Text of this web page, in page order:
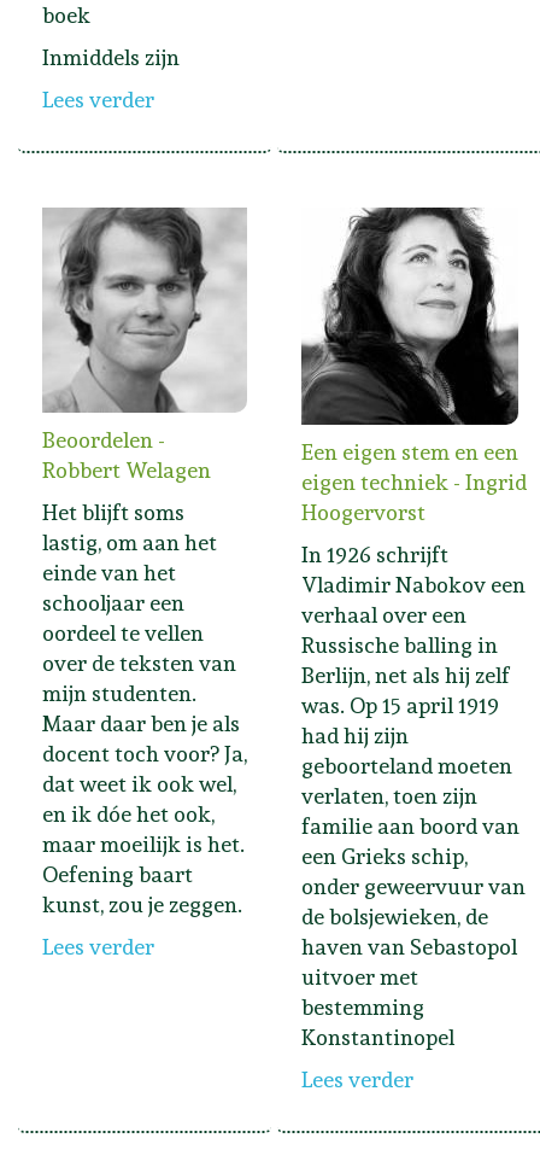
boek
Inmiddels zijn
Lees verder
Beoordelen -
Robbert Welagen
Het blijft soms
lastig, om aan het
einde van het
schooljaar een
oordeel te vellen
over de teksten van
mijn studenten.
Maar daar ben je als
docent toch voor? Ja,
dat weet ik ook wel,
en ik dóe het ook,
maar moeilijk is het.
Oefening baart
kunst, zou je zeggen.
Lees verder
Een eigen stem en een
eigen techniek - Ingrid
Hoogervorst
In 1926 schrijft
Vladimir Nabokov een
verhaal over een
Russische balling in
Berlijn, net als hij zelf
was. Op 15 april 1919
had hij zijn
geboorteland moeten
verlaten, toen zijn
familie aan boord van
een Grieks schip,
onder geweervuur van
de bolsjewieken, de
haven van Sebastopol
uitvoer met
bestemming
Konstantinopel
Lees verder